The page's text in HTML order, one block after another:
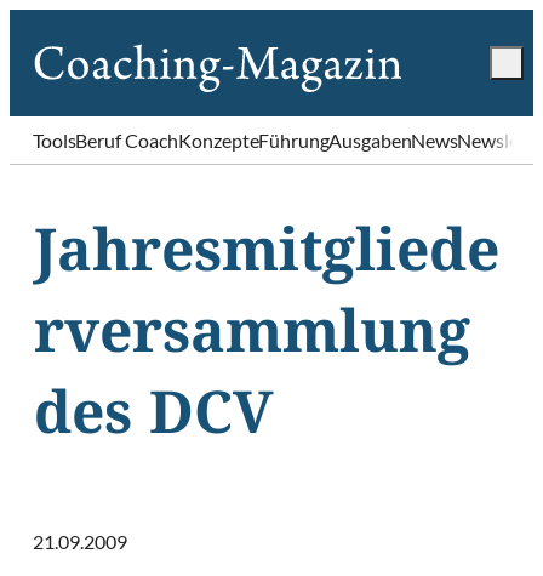
ToolsBeruf CoachKonzepteFührungAusgabenNews
Jahresmitgliede
rversammlung
des DCV
21.09.2009